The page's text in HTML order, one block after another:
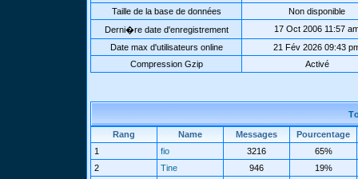
Taille de la base de données
Non disponible
Derni�re date d'enregistrement
17 Oct 2006 11:57
Date max d'utilisateurs online
21 Fév 2026 09:43
Compression Gzip
Activé
Rang Name Messages
Pourcentage
1
fio 3216
65%
2
Tine 946
19%